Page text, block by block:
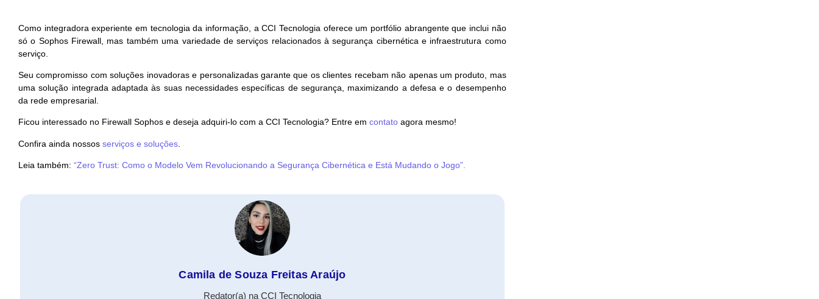
Como integradora experiente em tecnologia da informação, a CCI Tecnologia oferece um portfólio abrangente que inclui não
só o Sophos Firewall, mas também uma variedade de serviços relacionados à segurança cibernética e infraestrutura como
serviço.
Seu compromisso com soluções inovadoras e personalizadas garante que os clientes recebam não apenas um produto, mas
uma solução integrada adaptada às suas necessidades específicas de segurança, maximizando a defesa e o desempenho
da rede empresarial.
Ficou interessado no Firewall Sophos e deseja adquiri-lo com a CCI Tecnologia? Entre em contato agora mesmo!
Confira ainda nossos serviços e soluções
Leia também: “Zero Trust: Como o Modelo Vem Revolucionando a Segurança Cibernética e Está Mudando o Jogo”.
Camila de Souza Freitas Araújo
Redator(a) na CCI Tecnologia